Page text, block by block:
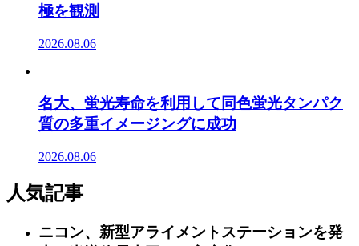
極を観測
2026.08.06
名大、蛍光寿命を利用して同色蛍光タンパク
質の多重イメージングに成功
2026.08.06
人気記事
ニコン、新型アライメントステーションを発